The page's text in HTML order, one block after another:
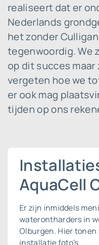
realiseert dat er
Nederlands
het zonder
tegenwoordig. We
op dit succes
vergeten hoe we
er ook mag
tijden op ons
AquaCell
Er zijn inmiddels
waterontharders in
Olburgen. Hier
installatie foto's.